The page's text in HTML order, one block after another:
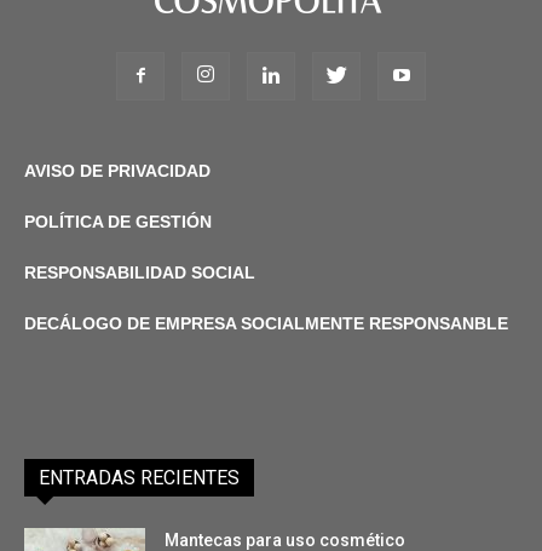
AVISO DE PRIVACIDAD
POLÍTICA DE GESTIÓN
RESPONSABILIDAD SOCIAL
DECÁLOGO DE EMPRESA SOCIALMENTE RESPONSANBLE
ENTRADAS RECIENTES
Mantecas para uso cosmético